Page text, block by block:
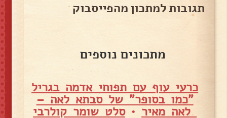
תגובות למתכון מהפייסבוק
מתכונים נוספים
כרעי עוף עם תפוחי אדמה בגריל
"כמו בסופר" של סבתא לאה –
לאה מאיר •סלט שומר קולרבי